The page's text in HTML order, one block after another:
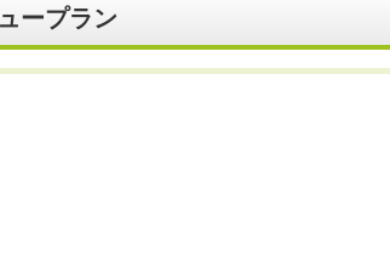
ープラン